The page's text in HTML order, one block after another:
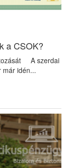
a CSOK?
A szerdai
már idén...